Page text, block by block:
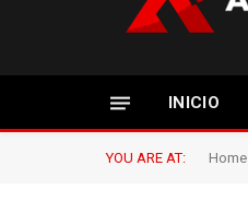
INICIO
YOU ARE AT: Home